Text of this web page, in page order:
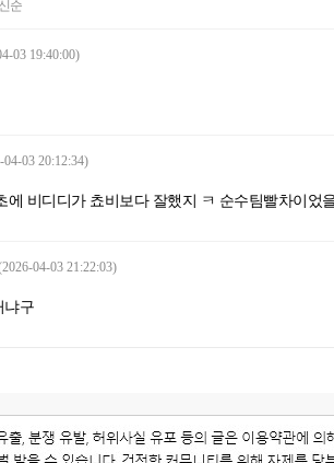
순
03 19:40:00)
04-03 20:12:34)
에 비디디가 쵸비보다 잘했지 ㅋ 순수팀빨차이었
04-03 21:22:03)
냐구